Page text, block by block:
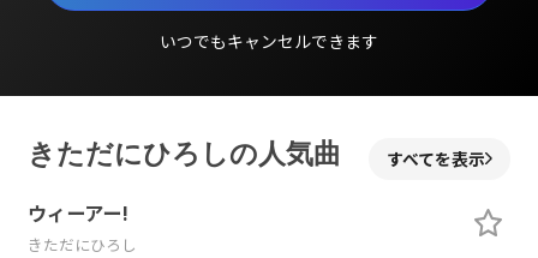
いつでもキャンセルできます
きただにひろしの人気曲 すべてを表示
ウィーアー!
きただにひろし